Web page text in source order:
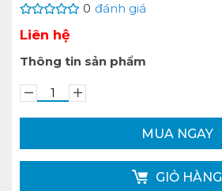
0 đánh giá
Liên hệ
Thông tin sản phẩm
MUA NGAY
GIỎ HÀNG